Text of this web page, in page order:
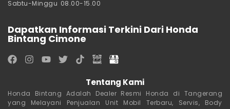
Sabtu-Minggu 08.00-15.00
Dapatkan Informasi Terkini Dari Honda
Bintang Cimone
Tentang Kami
Honda Bintang Adalah Dealer Resmi Honda di Tangerang
yang Melayani Penjualan Unit Mobil Terbaru, Servis, Body